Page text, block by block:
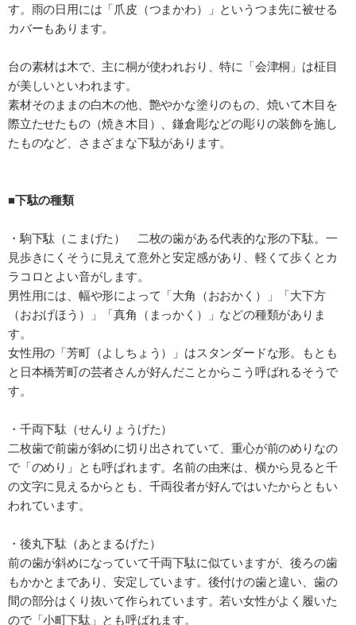
す。雨の日用には「爪皮（つまかわ）」というつま先に被せる
カバーもあります。
台の素材は木で、主に桐が使われおり、特に「会津桐」は柾目
が美しいといわれます。
素材そのままの白木の他、艶やかな塗りのもの、焼いて木目を
際立たせたもの（焼き木目）、鎌倉彫などの彫りの装飾を施し
たものなど、さまざまな下駄があります。
■下駄の種類
・駒下駄（こまげた） 二枚の歯がある代表的な形の下駄。一
見歩きにくそうに見えて意外と安定感があり、軽くて歩くとカ
ラコロとよい音がします。
男性用には、幅や形によって「大角（おおかく）」「大下方
（おおげほう）」「真角（まっかく）」などの種類がありま
す。
女性用の「芳町（よしちょう）」はスタンダードな形。もとも
と日本橋芳町の芸者さんが好んだことからこう呼ばれるそうで
す。
・千両下駄（せんりょうげた）
二枚歯で前歯が斜めに切り出されていて、重心が前のめりなの
で「のめり」とも呼ばれます。名前の由来は、横から見ると千
の文字に見えるからとも、千両役者が好んではいたからともい
われています。
・後丸下駄（あとまるげた）
前の歯が斜めになっていて千両下駄に似ていますが、後ろの歯
もかかとまであり、安定しています。後付けの歯と違い、歯の
間の部分はくり抜いて作られています。若い女性がよく履いた
ので「小町下駄」とも呼ばれます。